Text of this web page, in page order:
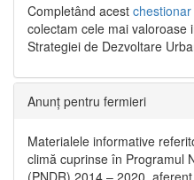
Completând acest chestionar
colectam cele mai valoroase
Strategiei de Dezvoltare
Anunț pentru fermieri
Materialele informative
climă cuprinse în Programul
(PNDR) 2014 – 2020,